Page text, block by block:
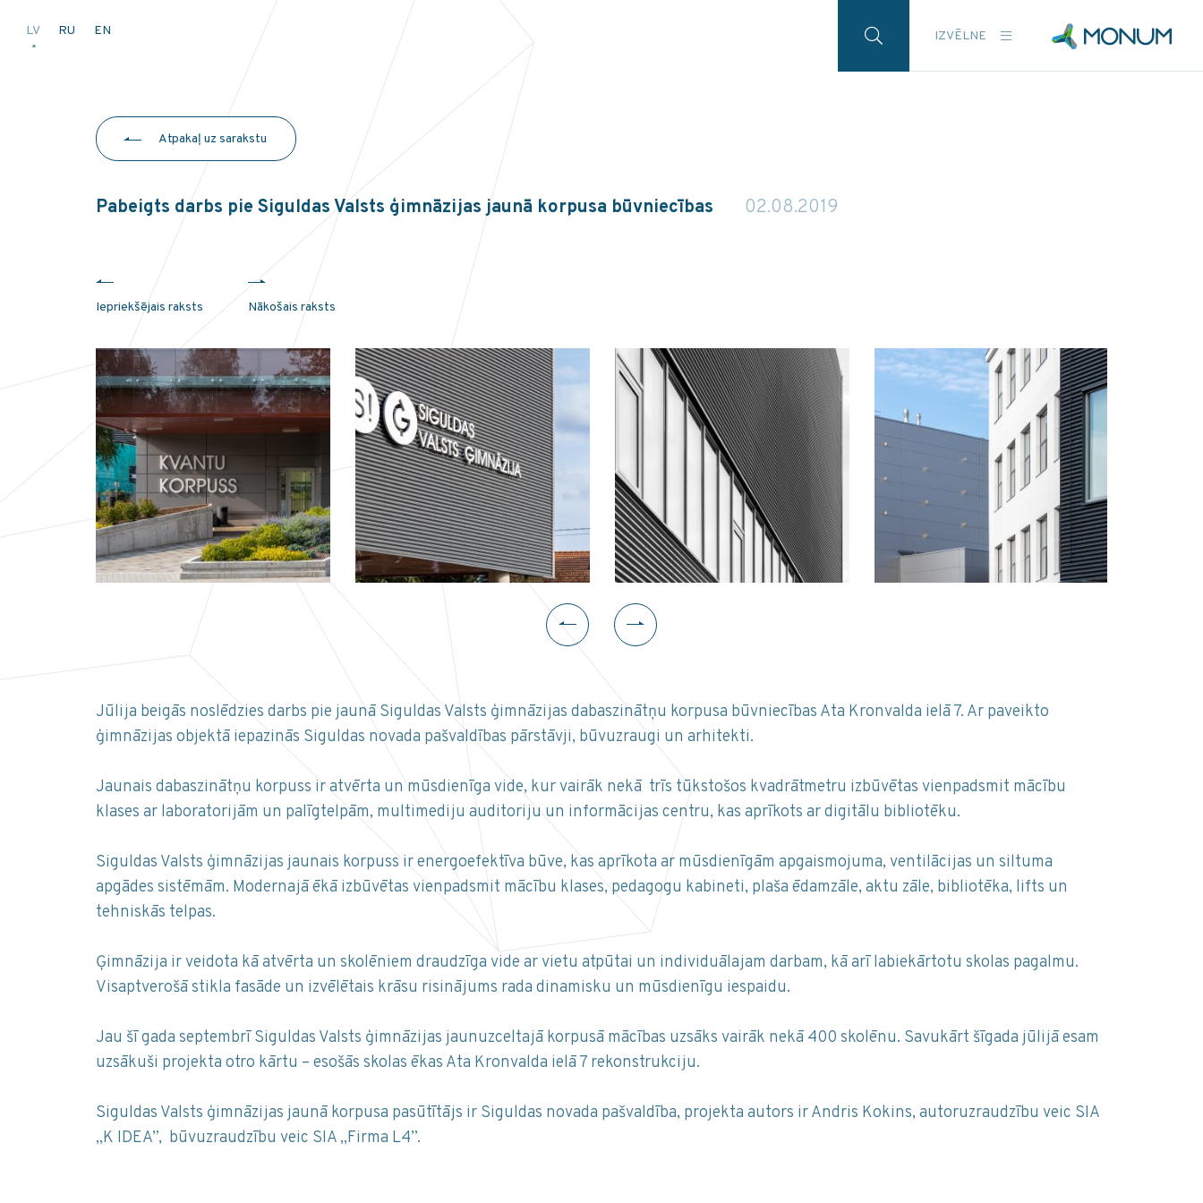
LV RU EN IZVĒLNE
Atpakaļ uz sarakstu
Pabeigts darbs pie Siguldas Valsts ģimnāzijas jaunā korpusa būvniecības 02.08.2019
Iepriekšējais raksts Nākošais raksts
Jūlija beigās noslēdzies darbs pie jaunā Siguldas Valsts ģimnāzijas dabaszinātņu korpusa būvniecības Ata Kronvalda ielā 7. Ar paveikto
ģimnāzijas objektā iepazinās Siguldas novada pašvaldības pārstāvji, būvuzraugi un arhitekti.
Jaunais dabaszinātņu korpuss ir atvērta un mūsdienīga vide, kur vairāk nekā trīs tūkstošos kvadrātmetru izbūvētas vienpadsmit mācību
klases ar laboratorijām un palīgtelpām, multimediju auditoriju un informācijas centru, kas aprīkots ar digitālu bibliotēku.
Siguldas Valsts ģimnāzijas jaunais korpuss ir energoefektīva būve, kas aprīkota ar mūsdienīgām apgaismojuma, ventilācijas un siltuma
apgādes sistēmām. Modernajā ēkā izbūvētas vienpadsmit mācību klases, pedagogu kabineti, plaša ēdamzāle, aktu zāle, bibliotēka, lifts un
tehniskās telpas.
Ģimnāzija ir veidota kā atvērta un skolēniem draudzīga vide ar vietu atpūtai un individuālajam darbam, kā arī labiekārtotu skolas pagalmu.
Visaptverošā stikla fasāde un izvēlētais krāsu risinājums rada dinamisku un mūsdienīgu iespaidu.
Jau šī gada septembrī Siguldas Valsts ģimnāzijas jaunuzceltajā korpusā mācības uzsāks vairāk nekā 400 skolēnu. Savukārt šīgada jūlijā esam
uzsākuši projekta otro kārtu – esošās skolas ēkas Ata Kronvalda ielā 7 rekonstrukciju.
Siguldas Valsts ģimnāzijas jaunā korpusa pasūtītājs ir Siguldas novada pašvaldība, projekta autors ir Andris Kokins, autoruzraudzību veic SIA
„K IDEA”, būvuzraudzību veic SIA „Firma L4”.